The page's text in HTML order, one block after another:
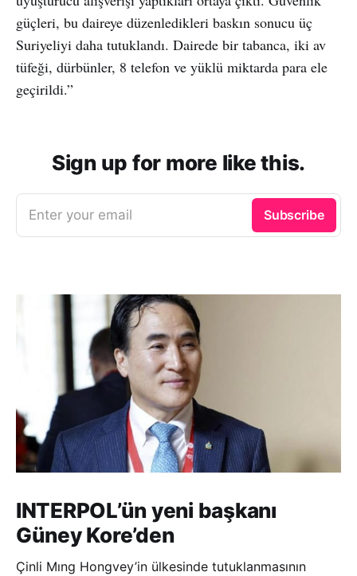
güçleri, bu daireye düzenledikleri baskın sonucu üç
Suriyeliyi daha tutuklandı. Dairede bir tabanca, iki av
tüfeği, dürbünler, 8 telefon ve yüklü miktarda para ele
geçirildi.”
Sign up for more like this.
Enter your email Subscribe
INTERPOL’ün yeni başkanı
Güney Kore’den
Çinli Mıng Hongvey’in ülkesinde tutuklanmasının